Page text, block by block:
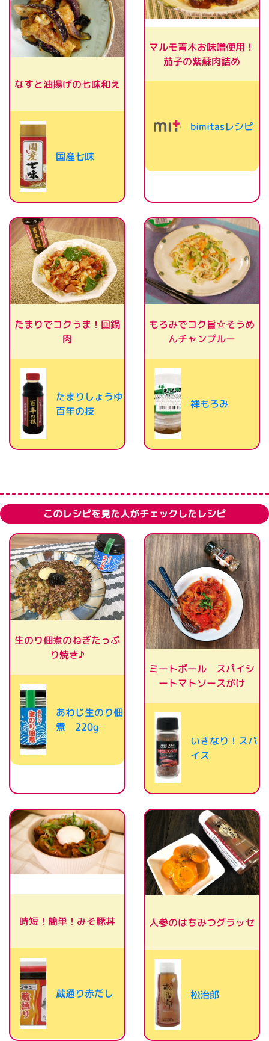
なすと油揚げの七味和え
国産七味
マルモ青木お味噌使用！
茄子の紫蘇肉詰め
bimitasレシピ
たまりでコクうま！回鍋
肉
たまりしょうゆ
百年の技
もろみでコク旨☆そうめ
んチャンプルー
禅もろみ
このレシピを見た人がチェックしたレシピ
生のり佃煮のねぎたっぷ
り焼き♪
あわじ生のり佃
煮 220g
ミートボール スパイシ
ートマトソースがけ
いきなり！スパ
イス
時短！簡単！みそ豚丼
蔵通り赤だし
人参のはちみつグラッセ
松治郎